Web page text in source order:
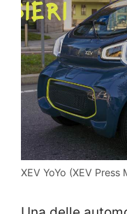
XEV YoYo (XEV Press